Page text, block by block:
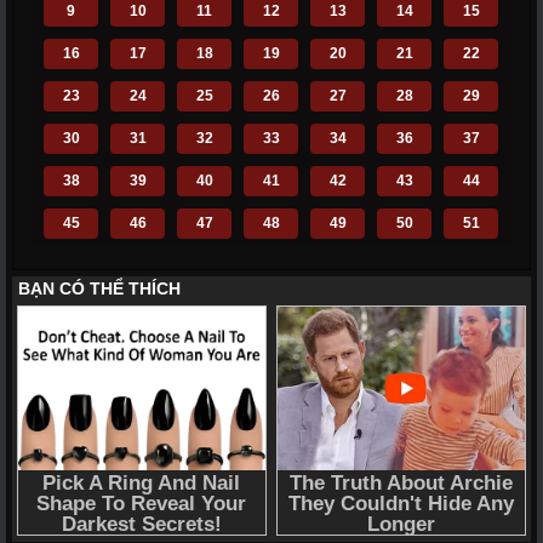
9 10 11 12 13 14 15
16 17 18 19 20 21 22
23 24 25 26 27 28 29
30 31 32 33 34 36 37
38 39 40 41 42 43 44
45 46 47 48 49 50 51
59 60 61 62 63 64 65
66 67 68 69 70 71 72
110 112 113 114 115 116
117 118 119 120 121 122 123
124 125 126 128 129 130
131 132 133 135 136